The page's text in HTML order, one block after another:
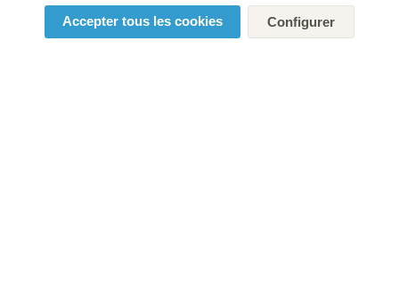
Accepter tous les cookies Configurer